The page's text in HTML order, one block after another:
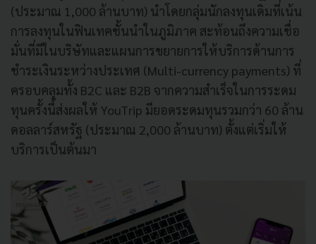
(ประมาณ 1,000 ล้านบาท) นำโดยกลุ่มนักลงทุนเดิมที่เน้น
การลงทุนในฟินเทคชั้นนำในภูมิภาค สะท้อนถึงความเชื่อ
มั่นที่มีในบริษัทและแผนการขยายการให้บริการด้านการ
ชำระเงินระหว่างประเทศ (Multi-currency payments) ที่
ครอบคลุมทั้ง B2C และ B2B จากความสำเร็จในการระดม
ทุนครั้งนี้ส่งผลให้ YouTrip มียอดระดมทุนรวมกว่า 60 ล้าน
ดอลลาร์สหรัฐ (ประมาณ 2,000 ล้านบาท) ตั้งแต่เริ่มให้
บริการเป็นต้นมา